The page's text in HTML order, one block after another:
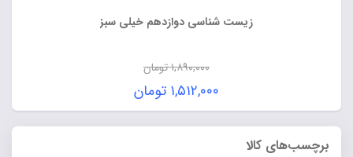
زیست شناسی دوازدهم خیلی سبز
۱,۸۹۰,۰۰۰تومان
قیمت
اصلی:
۱,۸۹۰,۰۰۰ تومان
۱,۵۱۲,۰۰۰ تومان
قیمت
فعلی:
برچسب‌های کالا